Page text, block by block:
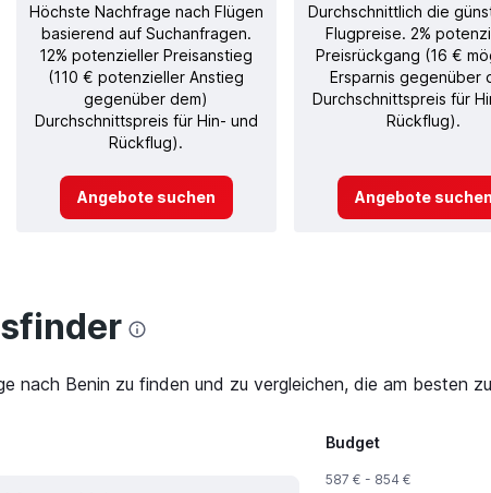
Höchste Nachfrage nach Flügen
basierend auf Suchanfragen.
12% potenzieller Preisanstieg
(110 € potenzieller Anstieg
gegenüber dem)
Durchschnittspreis für Hin- und
Rückflug).
Angebote suchen
Durchschnittlich die
Flugpreise. 2%
Preisrückgang (16 €
Ersparnis gegenüber
Durchschnittspreis für
Rückflug).
Angebote suchen
nach Benin zu finden und zu vergleichen, die am besten
Budget
587 € - 854 €